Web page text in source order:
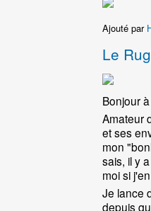
Ajouté par
Le
Bonjour
Amateur
et ses
mon
sais, il y
moi si
Je lance
depuis